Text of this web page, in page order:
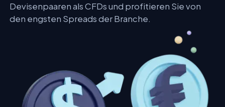
Devisenpaaren als CFDs und profitieren Sie von
den engsten Spreads der Branche.